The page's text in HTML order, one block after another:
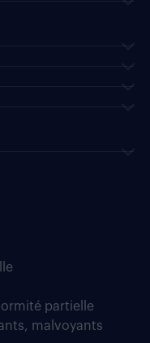
partielle
malvoyants